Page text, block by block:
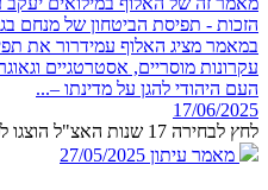
הזכות - תפיסת הביטחון של מנחם
במאמר מציג האלוף עמידרור את
עקרונות מוסריים, אסטרטגיים
העם היהודי להגן על מדינתו –...
17/06/2025
לחץ לבחירה 17 שנות האצ"ל הוצגו לפני לוחמיו בהיכל התרבות
מאמר עיתון 27/05/2025